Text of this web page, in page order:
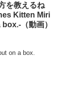
を教えるね
Kitten Miri
（動画）
on a box.